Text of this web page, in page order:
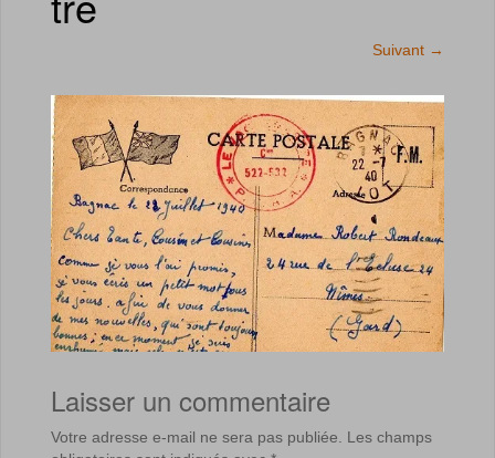
Suivant →
Laisser un commentaire
Votre adresse e-mail ne sera pas publiée.
Les champs